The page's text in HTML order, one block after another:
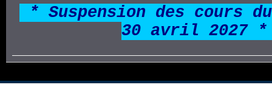
* Suspension des cours
30 avril 2027 *